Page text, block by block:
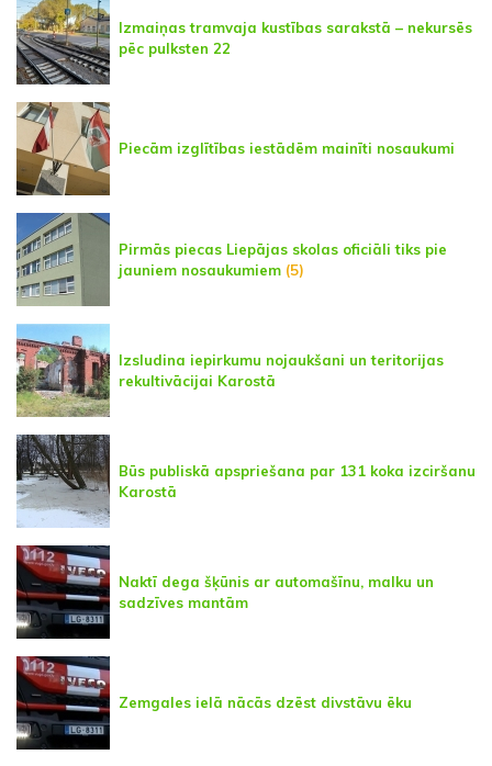
Izmaiņas tramvaja kustības sarakstā – nekursēs
pēc pulksten 22
Piecām izglītības iestādēm mainīti nosaukumi
Pirmās piecas Liepājas skolas oficiāli tiks pie
jauniem nosaukumiem (5)
Izsludina iepirkumu nojaukšani un teritorijas
rekultivācijai Karostā
Būs publiskā apspriešana par 131 koka izciršanu
Karostā
Naktī dega šķūnis ar automašīnu, malku un
sadzīves mantām
Zemgales ielā nācās dzēst divstāvu ēku